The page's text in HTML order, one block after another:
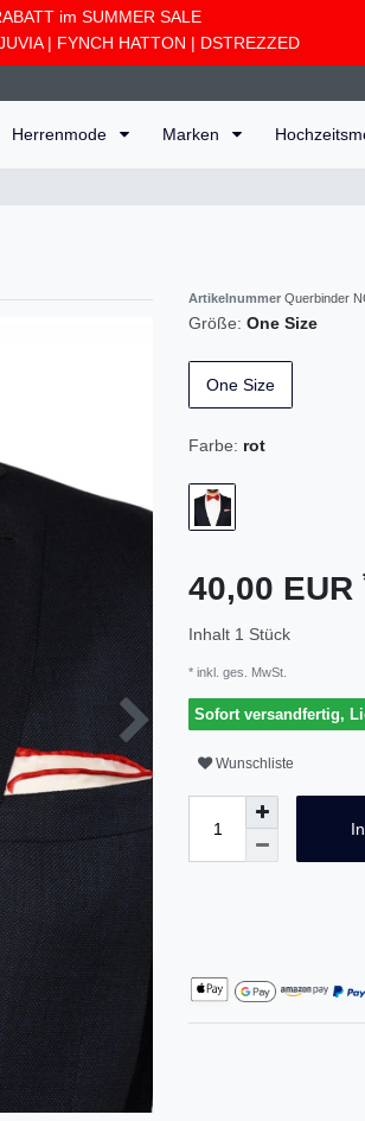
im SUMMER SALE
| FYNCH HATTON | DSTREZZED
Herrenmode Marken
Artikelnummer Querbinder
Größe: One Size
One Size
Farbe: rot
40,00 EUR
Inhalt 1 Stück
* inkl. ges. MwSt.
Sofort versandfertig,
Wunschliste